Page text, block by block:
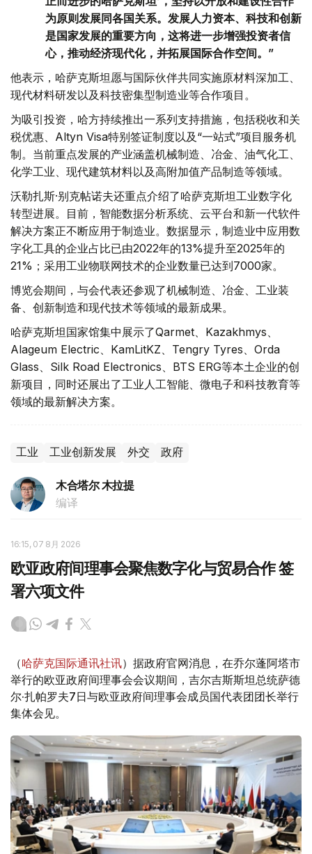
为原则发展同各国关系。发展人力资本、科技和创新
是国家发展的重要方向，这将进一步增强投资者信
心，推动经济现代化，并拓展国际合作空间。”
他表示，哈萨克斯坦愿与国际伙伴共同实施原材料深加工、
现代材料研发以及科技密集型制造业等合作项目。
为吸引投资，哈方持续推出一系列支持措施，包括税收和关
税优惠、Altyn Visa特别签证制度以及“一站式”项目服务机
制。当前重点发展的产业涵盖机械制造、冶金、油气化工、
化学工业、现代建筑材料以及高附加值产品制造等领域。
沃勒扎斯·别克帖诺夫还重点介绍了哈萨克斯坦工业数字化
转型进展。目前，智能数据分析系统、云平台和新一代软件
解决方案正不断应用于制造业。数据显示，制造业中应用数
字化工具的企业占比已由2022年的13%提升至2025年的
21%；采用工业物联网技术的企业数量已达到7000家。
博览会期间，与会代表还参观了机械制造、冶金、工业装
备、创新制造和现代技术等领域的最新成果。
哈萨克斯坦国家馆集中展示了Qarmet、Kazakhmys、
Alageum Electric、KamLitKZ、Tengry Tyres、Orda
Glass、Silk Road Electronics、BTS ERG等本土企业的创
新项目，同时还展出了工业人工智能、微电子和科技教育等
领域的最新解决方案。
工业 工业创新发展 外交 政府
木合塔尔 木拉提
编译
16:15, 07 8月 2026
欧亚政府间理事会聚焦数字化与贸易合作 签
署六项文件
（哈萨克国际通讯社讯）据政府官网消息，在乔尔蓬阿塔市
举行的欧亚政府间理事会会议期间，吉尔吉斯斯坦总统萨德
尔·扎帕罗夫7日与欧亚政府间理事会成员国代表团团长举行
集体会见。